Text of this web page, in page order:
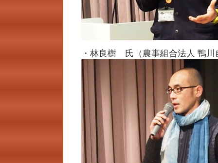
・林良樹 氏（農事組合法人 鴨川